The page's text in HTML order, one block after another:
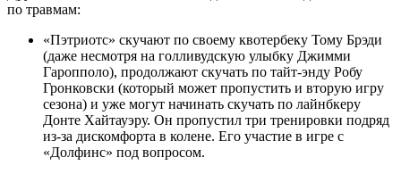
по травмам:
«Пэтриотс» скучают по своему квотербеку Тому Брэди
(даже несмотря на голливудскую улыбку Джимми
Гаропполо), продолжают скучать по тайт-энду Робу
Гронковски (который может пропустить и вторую игру
сезона) и уже могут начинать скучать по лайнбкеру
Донте Хайтауэру. Он пропустил три тренировки подряд
из-за дискомфорта в колене. Его участие в игре с
«Долфинс» под вопросом.